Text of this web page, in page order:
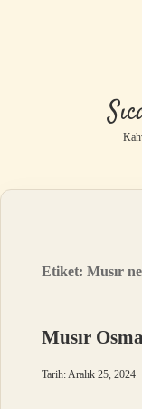
Etiket:Musır
Musır
Tarih: Aralık 25, 2024